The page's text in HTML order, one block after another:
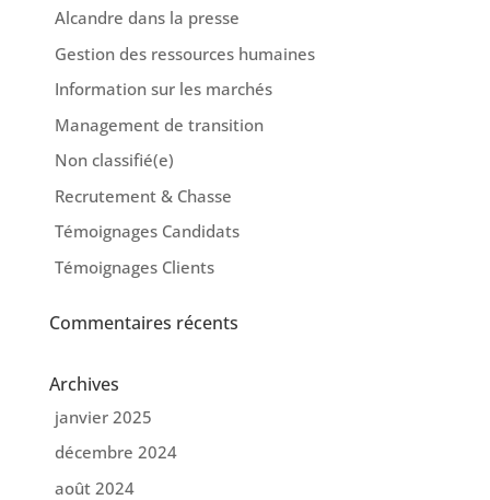
Alcandre dans la presse
Gestion des ressources humaines
Information sur les marchés
Management de transition
Non classifié(e)
Recrutement & Chasse
Témoignages Candidats
Témoignages Clients
Commentaires récents
Archives
janvier 2025
décembre 2024
août 2024